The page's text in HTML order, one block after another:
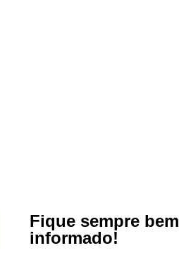
Fique sempre bem
informado!